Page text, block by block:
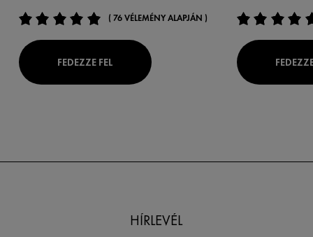
( 76 VÉLEMÉNY ALAPJÁN )
FEDEZZE FEL
HÍRLEVÉL